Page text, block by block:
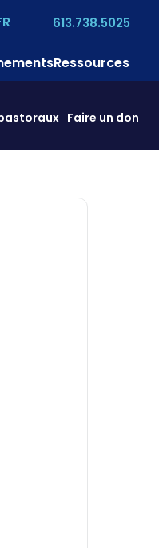
613.738.5025
Ressources
Faire un don